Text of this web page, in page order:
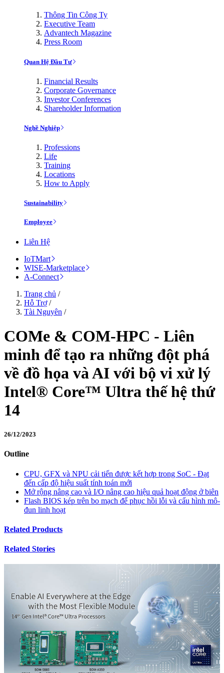
Thông Tin Công Ty
Executive Team
Advantech Magazine
Press Room
Quan Hệ Đầu Tư
Financial Results
Corporate Governance
Investor Conferences
Shareholder Information
Nghề Nghiệp
Professions
Life
Training
Locations
How to Apply
Sustainability
Employee
Liên Hệ
IoTMart
WISE-Marketplace
A-Connect
Trang chủ /
Hỗ Trợ/
Tài Nguyên /
COMe & COM-HPC - Liên
minh để tạo ra những đột phá
về đồ họa và AI với bộ vi xử lý
Intel® Core™ Ultra thế hệ thứ
14
26/12/2023
Outline
CPU, GFX và NPU cải tiến được kết hợp trong SoC - Đạt
đến cấp độ hiệu suất tính toán mới
Mở rộng nâng cao và I/O nâng cao hiệu quả hoạt động ở biên
Flash BIOS kép trên bo mạch để phục hồi lỗi và cấu hình mô-
đun linh hoạt
Related Products
Related Stories